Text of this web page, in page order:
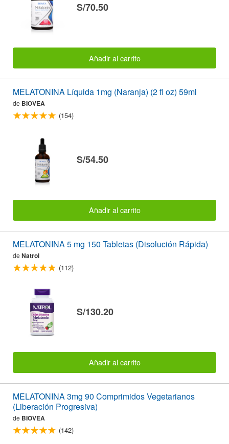
S/70.50
Añadir al carrito
MELATONINA Líquida 1mg (Naranja) (2 fl oz) 59ml
de BIOVEA
(154)
S/54.50
Añadir al carrito
MELATONINA 5 mg 150 Tabletas (Disolución Rápida)
de Natrol
(112)
S/130.20
Añadir al carrito
MELATONINA 3mg 90 Comprimidos Vegetarianos
(Liberación Progresiva)
de BIOVEA
(142)